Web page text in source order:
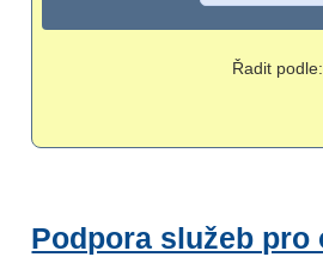
Řadit podle:
Podpora služeb pro